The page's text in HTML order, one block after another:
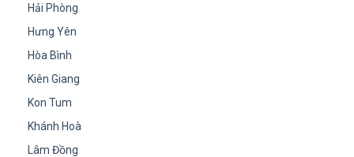
Hải Phòng
Hưng Yên
Hòa Bình
Kiên Giang
Kon Tum
Khánh Hoà
Lâm Đồng